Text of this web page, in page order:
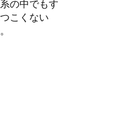
の中でもす
こくない